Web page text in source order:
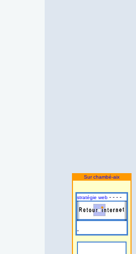
Sur chambé-aix
stratégie web - - - -
-